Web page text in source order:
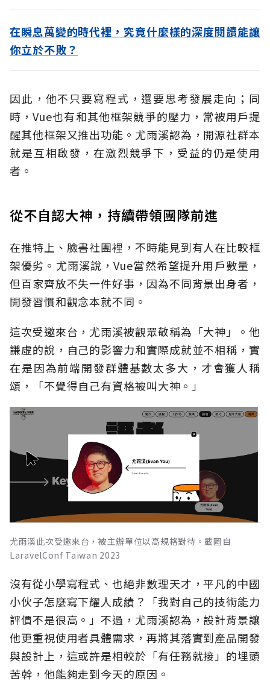
在瞬息萬變的時代裡，究竟什麼樣的深度閱讀能讓
你立於不敗？
因此，他不只要寫程式，還要思考發展走向；同
時，Vue也有和其他框架競爭的壓力，常被用戶提
醒其他框架又推出功能。尤雨溪認為，開源社群本
就是互相啟發，在激烈競爭下，受益的仍是使用
者。
從不自認大神，持續帶領團隊前進
在推特上、臉書社團裡，不時能見到有人在比較框
架優劣。尤雨溪說，Vue當然希望提升用戶數量，
但百家齊放不失一件好事，因為不同背景出身者，
開發習慣和觀念本就不同。
這次受邀來台，尤雨溪被觀眾敬稱為「大神」。他
謙虛的說，自己的影響力和實際成就並不相稱，實
在是因為前端開發群體基數太多大，才會獲人稱
頌，「不覺得自己有資格被叫大神。」
尤雨溪此次受邀來台，被主辦單位以高規格對待。截圖自
LaravelConf Taiwan 2023
沒有從小學寫程式、也絕非數理天才，平凡的中國
小伙子怎麼寫下耀人成績？「我對自己的技術能力
評價不是很高。」不過，尤雨溪認為，設計背景讓
他更重視使用者具體需求，再將其落實到產品開發
與設計上，這或許是相較於「有任務就接」的埋頭
苦幹，他能夠走到今天的原因。